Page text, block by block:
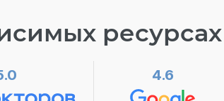
ресурсах
4.6